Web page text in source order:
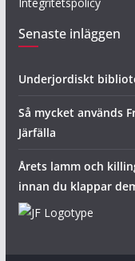
Senaste inläggen
Underjordiskt
Så mycket används
Järfälla
Årets lamm och
innan du klappar